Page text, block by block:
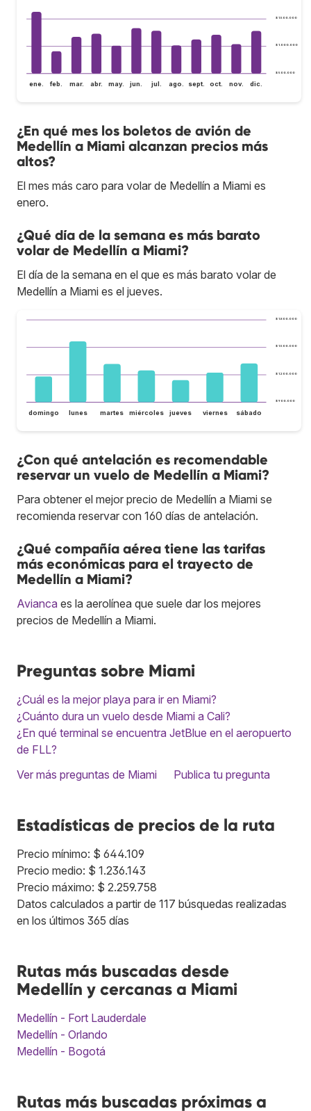
$ 500.000
$ 1.000.000
$ 1.500.000
ene. feb. mar. abr. may. jun. jul. ago. sept. oct. nov. dic.
¿En qué mes los boletos de avión de
Medellín a Miami alcanzan precios más
altos?
El mes más caro para volar de Medellín a Miami es
enero.
¿Qué día de la semana es más barato
volar de Medellín a Miami?
El día de la semana en el que es más barato volar de
Medellín a Miami es el jueves.
$ 900.000
$ 1.200.000
$ 1.500.000
$ 1.800.000
domingo lunes martes miércoles jueves viernes sábado
¿Con qué antelación es recomendable
reservar un vuelo de Medellín a Miami?
Para obtener el mejor precio de Medellín a Miami se
recomienda reservar con 160 días de antelación.
¿Qué compañía aérea tiene las tarifas
más económicas para el trayecto de
Medellín a Miami?
Avianca es la aerolínea que suele dar los mejores
precios de Medellín a Miami.
Preguntas sobre Miami
¿Cuál es la mejor playa para ir en Miami?
¿Cuánto dura un vuelo desde Miami a Cali?
¿En qué terminal se encuentra JetBlue en el aeropuerto
de FLL?
Ver más preguntas de Miami
Publica tu pregunta
Estadísticas de precios de la ruta
Precio mínimo: $ 644.109
Precio medio: $ 1.236.143
Precio máximo: $ 2.259.758
Datos calculados a partir de 117 búsquedas realizadas
en los últimos 365 días
Rutas más buscadas desde
Medellín y cercanas a Miami
Medellín - Fort Lauderdale
Medellín - Orlando
Medellín - Bogotá
Rutas más buscadas próximas a